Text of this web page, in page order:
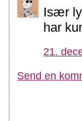
Især
har
21.
Send en